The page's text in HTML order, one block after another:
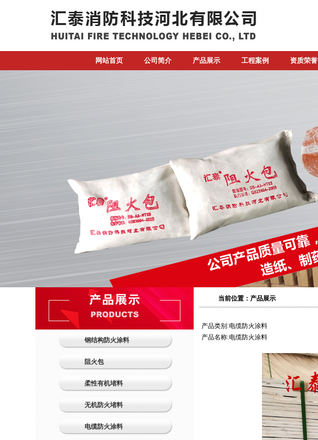
网站首页 公司简介 产品展示 工程案例 资质荣誉
钢结构防火涂料
阻火包
柔性有机堵料
无机防火堵料
电缆防火涂料
当前位置：产品展示
产品类别:电缆防火涂料
产品名称:电缆防火涂料